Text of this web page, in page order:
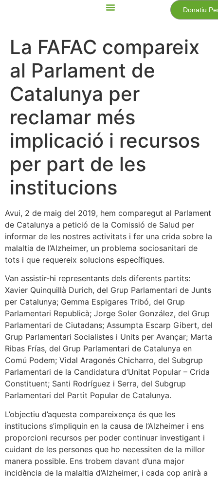
Donatiu
La FAFAC compareix
al Parlament de
Catalunya per
reclamar més
implicació i recursos
per part de les
institucions
Avui, 2 de maig del 2019, hem comparegut al Parlament
de Catalunya a petició de la Comissió de Salud per
informar de les nostres activitats i fer una crida sobre la
malaltia de l’Alzheimer, un problema sociosanitari de
tots i que requereix solucions específiques.
Van assistir-hi representants dels diferents partits:
Xavier Quinquillà Durich, del Grup Parlamentari de Junts
per Catalunya; Gemma Espigares Tribó, del Grup
Parlamentari Republicà; Jorge Soler González, del Grup
Parlamentari de Ciutadans; Assumpta Escarp Gibert, del
Grup Parlamentari Socialistes i Units per Avançar; Marta
Ribas Frías, del Grup Parlamentari de Catalunya en
Comú Podem; Vidal Aragonés Chicharro, del Subgrup
Parlamentari de la Candidatura d’Unitat Popular – Crida
Constituent; Santi Rodríguez i Serra, del Subgrup
Parlamentari del Partit Popular de Catalunya.
L’objectiu d’aquesta compareixença és que les
institucions s’impliquin en la causa de l’Alzheimer i ens
proporcioni recursos per poder continuar investigant i
cuidant de les persones que ho necessiten de la millor
manera possible. Ens trobem davant d’una major
incidència de la malaltia d’Alzheimer, i cada cop anirà a